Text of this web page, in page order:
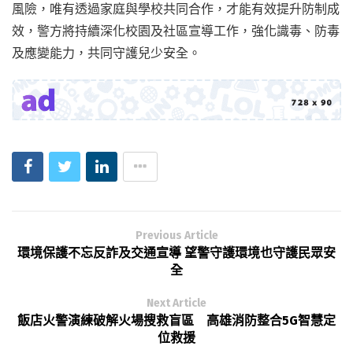
風險，唯有透過家庭與學校共同合作，才能有效提升防制成
效，警方將持續深化校園及社區宣導工作，強化識毒、防毒
及應變能力，共同守護兒少安全。
Previous Article
環境保護不忘反詐及交通宣導 望警守護環境也守護民眾安
全
Next Article
飯店火警演練破解火場搜救盲區 高雄消防整合5G智慧定
位救援